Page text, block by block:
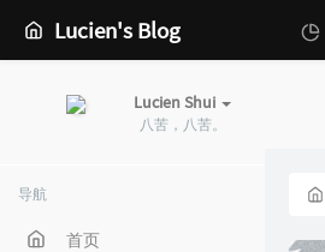
Lucien's Blog
Lucien Shui
八苦，八苦。
导航
首页